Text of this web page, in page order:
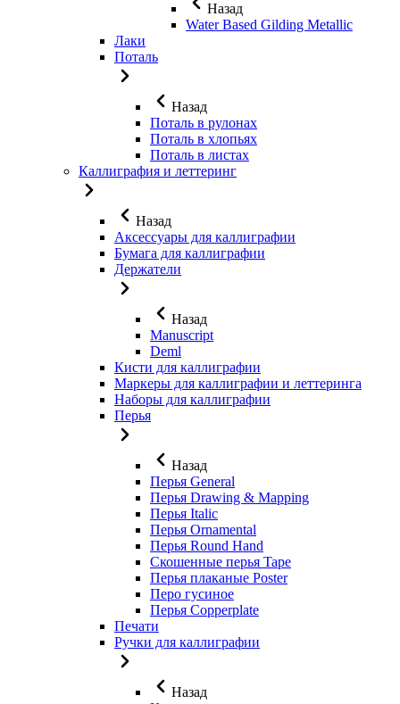
Назад
Water Based Gilding Metallic
Лаки
Поталь
Назад
Поталь в рулонах
Поталь в хлопьях
Поталь в листах
Каллиграфия и леттеринг
Назад
Аксессуары для каллиграфии
Бумага для каллиграфии
Держатели
Назад
Manuscript
Deml
Кисти для каллиграфии
Маркеры для каллиграфии и леттеринга
Наборы для каллиграфии
Перья
Назад
Перья General
Перья Drawing & Mapping
Перья Italic
Перья Ornamental
Перья Round Hand
Скошенные перья Tape
Перья плаканые Poster
Перо гусиное
Перья Copperplate
Печати
Ручки для каллиграфии
Назад